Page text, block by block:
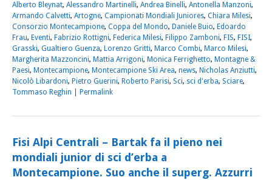
Alberto Bleynat, Alessandro Martinelli, Andrea Binelli, Antonella Manzoni,
Armando Calvetti, Artogne, Campionati Mondiali Juniores, Chiara Milesi,
Consorzio Montecampione, Coppa del Mondo, Daniele Buio, Edoardo
Frau, Eventi, Fabrizio Rottigni, Federica Milesi, Filippo Zamboni, FIS, FISI,
Grasski, Gualtiero Guenza, Lorenzo Gritti, Marco Combi, Marco Milesi,
Margherita Mazzoncini, Mattia Arrigoni, Monica Ferrighetto, Montagne &
Paesi, Montecampione, Montecampione Ski Area, news, Nicholas Anziutti,
Nicolò Libardoni, Pietro Guerini, Roberto Parisi, Sci, sci d'erba, Sciare,
Tommaso Reghin
Permalink
Fisi Alpi Centrali – Bartak fa il pieno nei
mondiali junior di sci d’erba a
Montecampione. Suo anche il superg. Azzurri